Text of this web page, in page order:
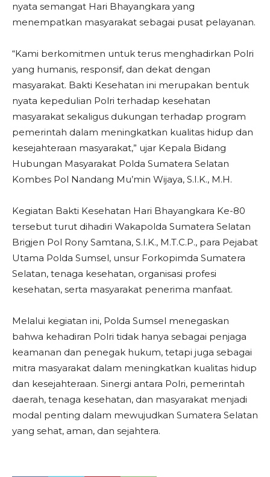
nyata semangat Hari Bhayangkara yang
menempatkan masyarakat sebagai pusat pelayanan.
“Kami berkomitmen untuk terus menghadirkan Polri
yang humanis, responsif, dan dekat dengan
masyarakat. Bakti Kesehatan ini merupakan bentuk
nyata kepedulian Polri terhadap kesehatan
masyarakat sekaligus dukungan terhadap program
pemerintah dalam meningkatkan kualitas hidup dan
kesejahteraan masyarakat,” ujar Kepala Bidang
Hubungan Masyarakat Polda Sumatera Selatan
Kombes Pol Nandang Mu’min Wijaya, S.I.K., M.H.
Kegiatan Bakti Kesehatan Hari Bhayangkara Ke-80
tersebut turut dihadiri Wakapolda Sumatera Selatan
Brigjen Pol Rony Samtana, S.I.K., M.T.C.P., para Pejabat
Utama Polda Sumsel, unsur Forkopimda Sumatera
Selatan, tenaga kesehatan, organisasi profesi
kesehatan, serta masyarakat penerima manfaat.
Melalui kegiatan ini, Polda Sumsel menegaskan
bahwa kehadiran Polri tidak hanya sebagai penjaga
keamanan dan penegak hukum, tetapi juga sebagai
mitra masyarakat dalam meningkatkan kualitas hidup
dan kesejahteraan. Sinergi antara Polri, pemerintah
daerah, tenaga kesehatan, dan masyarakat menjadi
modal penting dalam mewujudkan Sumatera Selatan
yang sehat, aman, dan sejahtera.